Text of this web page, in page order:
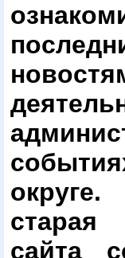
сайта